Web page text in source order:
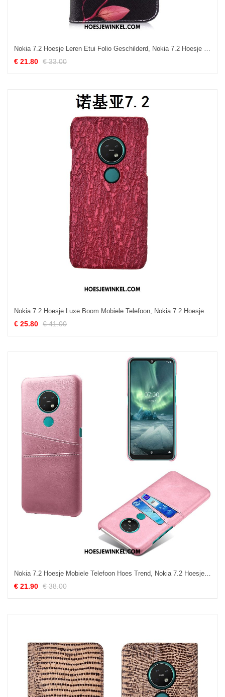
Nokia 7.2 Hoesje Leren Etui Folio Geschilderd, Nokia 7.2 Hoesje Zwart Hoes
€ 21.80 € 33.00
Nokia 7.2 Hoesje Luxe Boom Mobiele Telefoon, Nokia 7.2 Hoesje Echt Leer Bescherming
€ 25.80 € 41.00
Nokia 7.2 Hoesje Mobiele Telefoon Hoes Trend, Nokia 7.2 Hoesje Leer Kwaliteit
€ 21.90 € 38.00